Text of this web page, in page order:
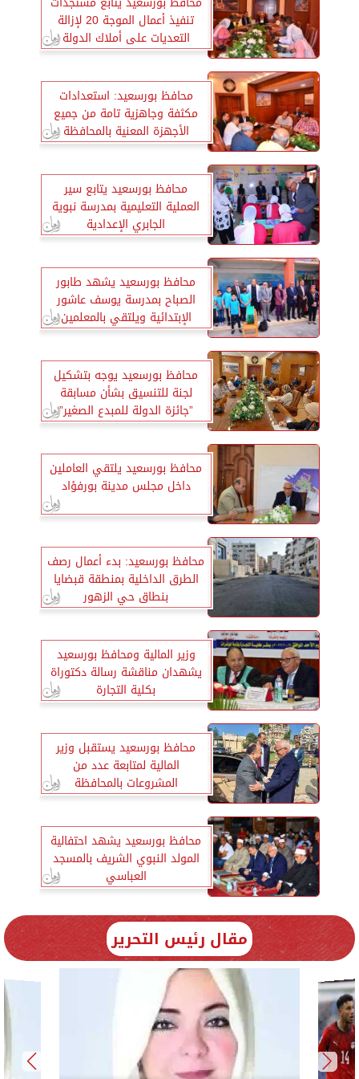
تنفيذ أعمال الموجة 20 لإزالة
التعديات على أملاك الدولة
ببورسعيد
محافظ بورسعيد: استعدادات
مكثفة وجاهزية تامة من جميع
الأجهزة المعنية بالمحافظة
لاستقبال موسم الشتاء
محافظ بورسعيد يتابع سير
العملية التعليمية بمدرسة نبوية
الجابري الإعدادية
محافظ بورسعيد يشهد طابور
الصباح بمدرسة يوسف عاشور
الإبتدائية ويلتقي بالمعلمين
محافظ بورسعيد يوجه بتشكيل
لجنة للتنسيق بشأن مسابقة
”جائزة الدولة للمبدع الصغير”
محافظ بورسعيد يلتقي العاملين
داخل مجلس مدينة بورفؤاد
محافظ بورسعيد: بدء أعمال رصف
الطرق الداخلية بمنطقة قبضايا
بنطاق حي الزهور
وزير المالية ومحافظ بورسعيد
يشهدان مناقشة رسالة دكتوراة
بكلية التجارة
محافظ بورسعيد يستقبل وزير
المالية لمتابعة عدد من
المشروعات بالمحافظة
محافظ بورسعيد يشهد احتفالية
المولد النبوي الشريف بالمسجد
العباسي
مقال رئيس التحرير